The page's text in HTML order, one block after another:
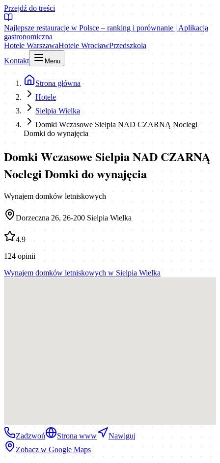
Przejdź do treści
Najlepsze restauracje w Polsce – ranking i porównanie | Aplikacja
gastronomiczna
Hotele WarszawaHotele WrocławPrzedszkola
Kontakt
Menu
Strona główna
Hotele
Sielpia Wielka
Domki Wczasowe Sielpia NAD CZARNĄ Noclegi
Domki do wynajęcia
Domki Wczasowe Sielpia NAD CZARNĄ
Noclegi Domki do wynajęcia
Wynajem domków letniskowych
Dorzeczna 26, 26-200 Sielpia Wielka
4.9
124 opinii
Wynajem domków letniskowych w Sielpia Wielka
Zadzwoń Strona www
Nawiguj
Zobacz w Google Maps